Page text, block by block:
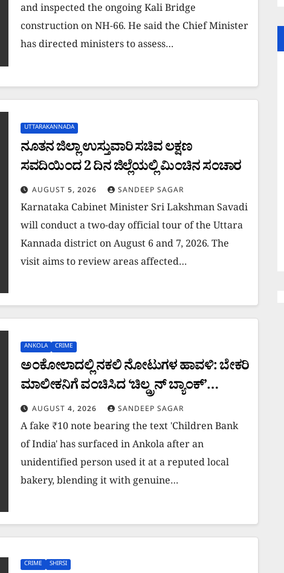
and inspected the ongoing Kali Bridge
construction on NH-66. He said the Chief Minister
has directed ministers to assess…
UTTARAKANNADA
ನೂತನ ಜಿಲ್ಲಾ ಉಸ್ತುವಾರಿ ಸಚಿವ ಲಕ್ಷಣ
ಸವದಿಯಿಂದ 2 ದಿನ ಜಿಲ್ಲೆಯಲ್ಲಿ ಮಿಂಚಿನ ಸಂಚಾರ
AUGUST 5, 2026 SANDEEP SAGAR
Karnataka Cabinet Minister Sri Lakshman Savadi
will conduct a two-day official tour of the Uttara
Kannada district on August 6 and 7, 2026. The
visit aims to review areas affected…
ANKOLA CRIME
ಅಂಕೋಲಾದಲ್ಲಿ ನಕಲಿ ನೋಟುಗಳ ಹಾವಳಿ: ಬೇಕರಿ
ಮಾಲೀಕನಿಗೆ ವಂಚಿಸಿದ ‘ಚಿಲ್ಡ್ರನ್ ಬ್ಯಾಂಕ್’
ನೋಟು!
AUGUST 4, 2026 SANDEEP SAGAR
​A fake ₹10 note bearing the text 'Children Bank
of India' has surfaced in Ankola after an
unidentified person used it at a reputed local
bakery, blending it with genuine…
CRIME SHIRSI